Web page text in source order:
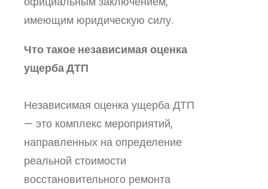
имеющим юридическую силу.
Что такое независимая оценка
ущерба ДТП
Независимая оценка ущерба ДТП
— это комплекс мероприятий,
направленных на определение
реальной стоимости
восстановительного ремонта